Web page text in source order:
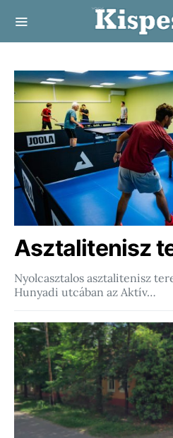
Asztalitenisz
Nyolcasztalos asztalitenisz
Hunyadi utcában az Aktív…